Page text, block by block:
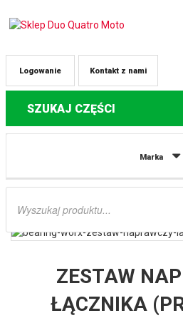
Kontakt z nami
Logowanie
SZUKAJ CZĘŚCI
Marka
Wyszukiwarka
Części do quadów Honda
(27-1048) BEARING WORX
ZESTAW
ŁĄCZNIKA